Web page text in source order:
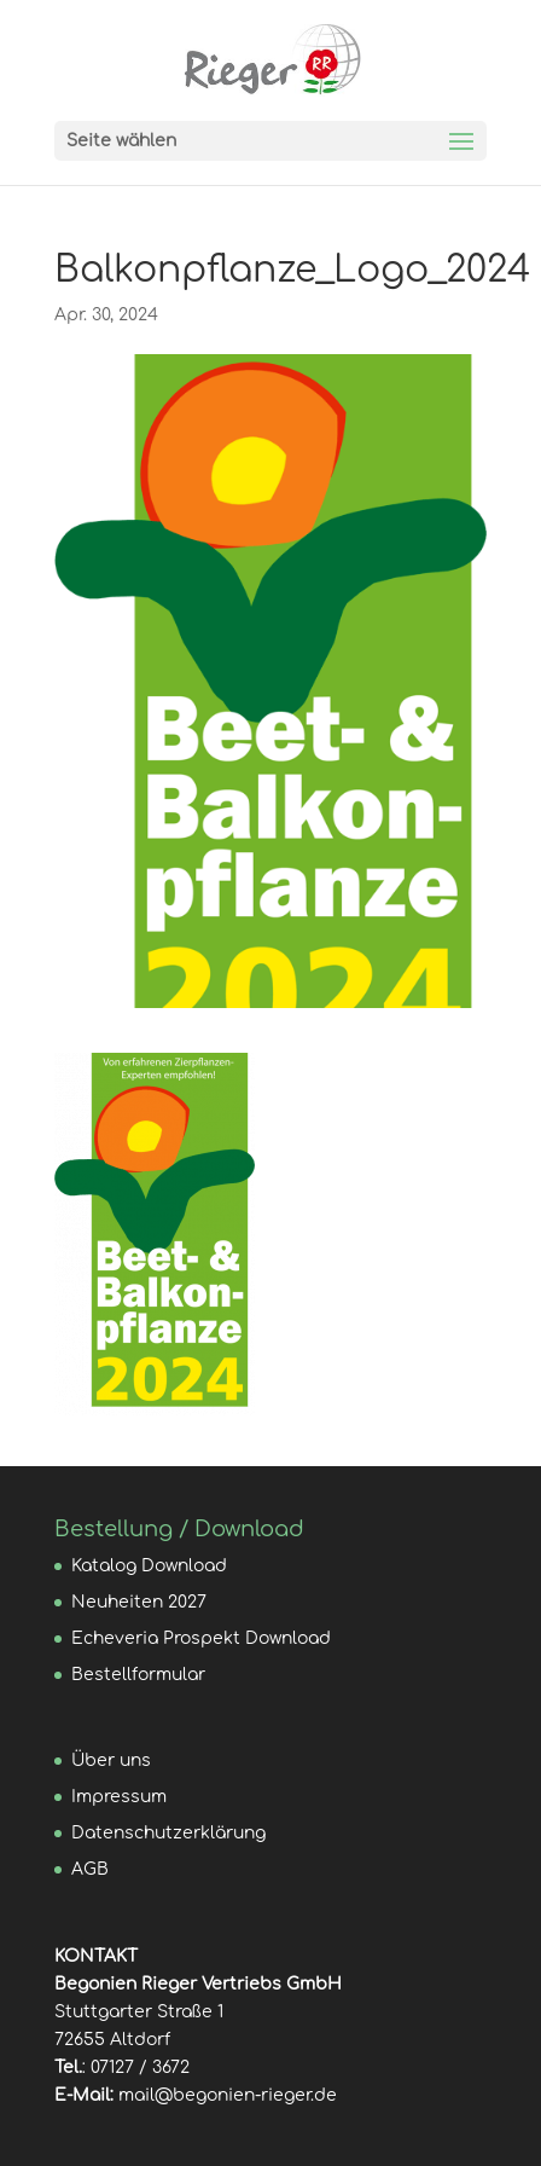
Seite wählen
Balkonpflanze_Logo_2024
Apr. 30, 2024
Bestellung / Download
Katalog Download
Neuheiten 2027
Echeveria Prospekt Download
Bestellformular
Über uns
Impressum
Datenschutzerklärung
AGB
KONTAKT
Begonien Rieger Vertriebs GmbH
Stuttgarter Straße 1
72655 Altdorf
Tel.: 07127 / 3672
E-Mail: mail@begonien-rieger.de